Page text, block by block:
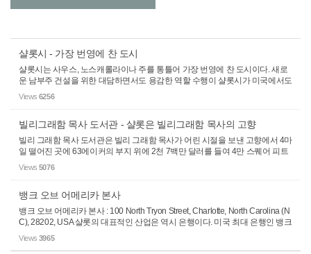
샬롯시 - 가장 번영에 찬 도시
샬롯시는 사우스, 노스캐롤라이나 주를 통틀어 가장 번영에 찬 도시이다. 새로
운 남부주 건설을 위한 대담하면서도 용감한 역할 수행이 샬롯시가 미국에서도
가장 흥미로운 도시가 되는 계기가 되었다. 1740년 확립되어 1768년 인가된 이
Views 6256
빌리그래함 목사 도서관 - 샬롯은 빌리그래함 목사의 고향
빌리 그래함 목사 도서관은 빌리 그래함 목사가 어린 시절을 보낸 고향에서 4마
일 떨어진 곳에 63에이커의 부지 위에 2천 7백만 달러를 들여 4만 스퀘어 피트
규모의 건물로 지어졌다. 이 도서관은 무료로 일반에 공개된다. 빌리 그래함 도
Views 5076
뱅크 오브 어메리카 본사
뱅크 오브 어메리카 본사 : 100 North Tryon Street, Charlotte, North Carolina (N
C), 28202, USA 샬롯의 대표적인 산업은 역시 은행이다. 미국 최대 은행인 뱅크
어브 아메리카(Bank of America) 본사가 있고 이번 금융사태를 전까지는 메이
Views 3965